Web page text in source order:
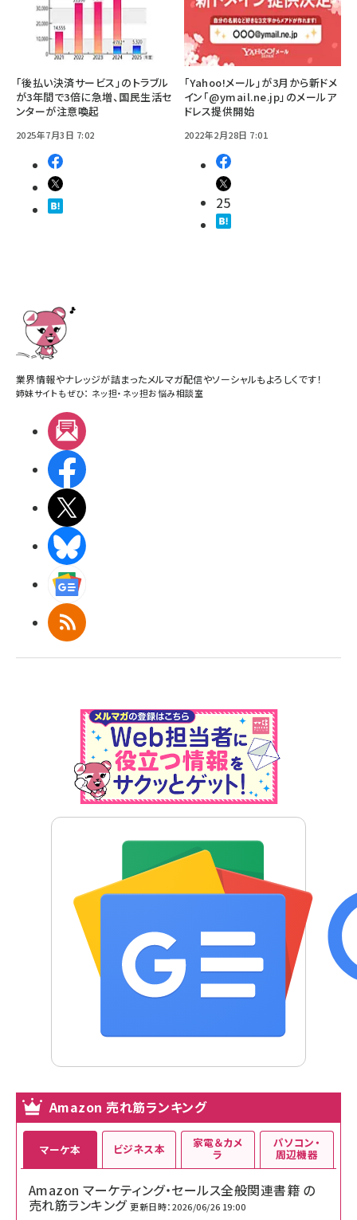
「後払い決済サービス」のトラブル
が3年間で3倍に急増、国民生活セ
ンターが注意喚起
2025年7月3日 7:02
「Yahoo!メール」が3月から新ドメ
イン「@ymail.ne.jp」のメールア
ドレス提供開始
2022年2月28日 7:01
25
業界情報やナレッジが詰まったメルマガ配信やソーシャルもよろしくです！
姉妹サイトもぜひ： ネッ担・ ネッ担お悩み相談室
RSS
Amazon 売れ筋ランキング
マーケ本
Amazon マーケティング・セールス全般関連書籍 の
売れ筋ランキング 更新日時：2026/06/26 19:00
ビジネス本 家電＆カメ
ラ
パソコン・
周辺機器